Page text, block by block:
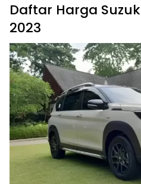
Daftar Harga
2023